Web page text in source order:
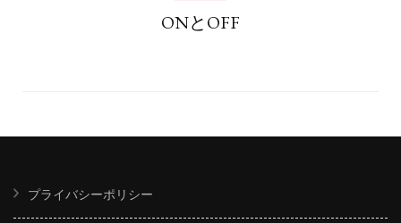
ONとOFF
プライバシーポリシー